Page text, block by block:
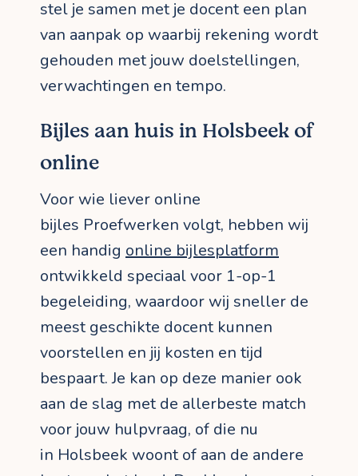
stel je samen met je docent een plan
van aanpak op waarbij rekening wordt
gehouden met jouw doelstellingen,
verwachtingen en tempo.
Bijles aan huis in Holsbeek of
online
Voor wie liever online
bijles Proefwerken volgt, hebben wij
een handig online bijlesplatform
ontwikkeld speciaal voor 1-op-1
begeleiding, waardoor wij sneller de
meest geschikte docent kunnen
voorstellen en jij kosten en tijd
bespaart. Je kan op deze manier ook
aan de slag met de allerbeste match
voor jouw hulpvraag, of die nu
in Holsbeek woont of aan de andere